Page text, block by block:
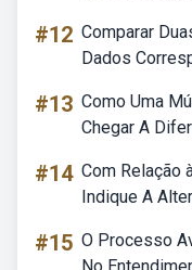
#12 Comparar
Dados
#13 Como Uma
Chegar A
#14 Com Relação
Indique A
#15 O Processo